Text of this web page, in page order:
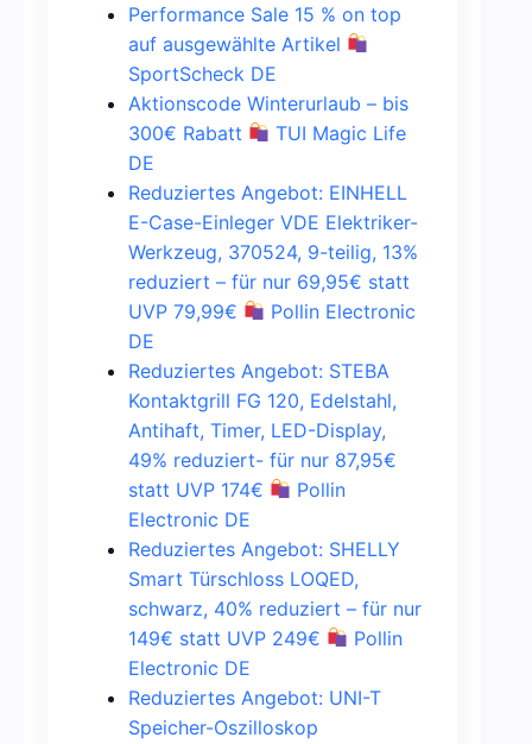
Performance Sale 15 % on top
auf ausgewählte Artikel
SportScheck DE
Aktionscode Winterurlaub – bis
300€ Rabatt
TUI Magic Life
DE
Reduziertes Angebot: EINHELL
E-Case-Einleger VDE Elektriker-
Werkzeug, 370524, 9-teilig, 13%
reduziert – für nur 69,95€ statt
UVP 79,99€
Pollin Electronic
DE
Reduziertes Angebot: STEBA
Kontaktgrill FG 120, Edelstahl,
Antihaft, Timer, LED-Display,
49% reduziert- für nur 87,95€
statt UVP 174€
Pollin
Electronic DE
Reduziertes Angebot: SHELLY
Smart Türschloss LOQED,
schwarz, 40% reduziert – für nur
149€ statt UVP 249€
Pollin
Electronic DE
Reduziertes Angebot: UNI-T
Speicher-Oszilloskop